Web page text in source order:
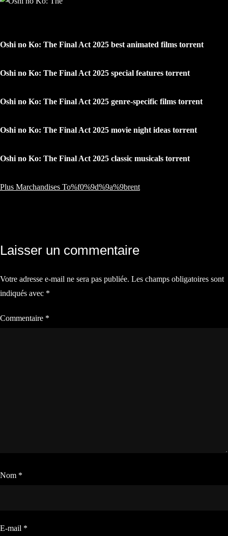
Oshi no Ko: The Final Act 2025 best animated films torrent
Oshi no Ko: The Final Act 2025 special features torrent
Oshi no Ko: The Final Act 2025 genre-specific films torrent
Oshi no Ko: The Final Act 2025 movie night ideas torrent
Oshi no Ko: The Final Act 2025 classic musicals torrent
Plus Marchandises To%f0%9d%9a%9brent
de
l’article
Laisser un commentaire
Votre adresse e-mail ne sera pas publiée. Les champs obligatoires sont
indiqués avec *
Commentaire *
Nom *
E-mail *